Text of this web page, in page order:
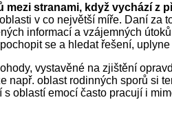
mezi stranami, když vychází z
v co největší míře. Daní za
informací a vzájemných
se a hledat řešení,
vystavěné na zjištění
oblast rodinných sporů si
oblastí emocí často pracují i